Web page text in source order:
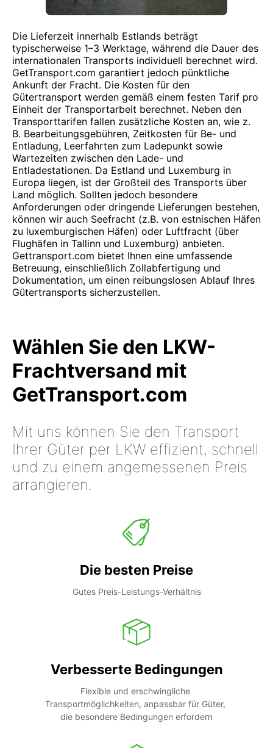
Die Lieferzeit innerhalb Estlands beträgt
typischerweise 1–3 Werktage, während die Dauer des
internationalen Transports individuell berechnet wird.
GetTransport.com garantiert jedoch pünktliche
Ankunft der Fracht. Die Kosten für den
Gütertransport werden gemäß einem festen Tarif pro
Einheit der Transportarbeit berechnet. Neben den
Transporttarifen fallen zusätzliche Kosten an, wie z.
B. Bearbeitungsgebühren, Zeitkosten für Be- und
Entladung, Leerfahrten zum Ladepunkt sowie
Wartezeiten zwischen den Lade- und
Entladestationen. Da Estland und Luxemburg in
Europa liegen, ist der Großteil des Transports über
Land möglich. Sollten jedoch besondere
Anforderungen oder dringende Lieferungen bestehen,
können wir auch Seefracht (z.B. von estnischen Häfen
zu luxemburgischen Häfen) oder Luftfracht (über
Flughäfen in Tallinn und Luxemburg) anbieten.
Gettransport.com bietet Ihnen eine umfassende
Betreuung, einschließlich Zollabfertigung und
Dokumentation, um einen reibungslosen Ablauf Ihres
Gütertransports sicherzustellen.
Wählen Sie den LKW-
Frachtversand mit
GetTransport.com
Mit uns können Sie den Transport
Ihrer Güter per LKW effizient, schnell
und zu einem angemessenen Preis
arrangieren.
Die besten Preise
Gutes Preis-Leistungs-Verhältnis
Verbesserte Bedingungen
Flexible und erschwingliche
Transportmöglichkeiten, anpassbar für Güter,
die besondere Bedingungen erfordern